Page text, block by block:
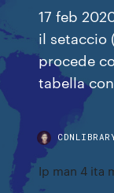
17 feb
il setaccio
procede
tabella
Ip man 4 ita